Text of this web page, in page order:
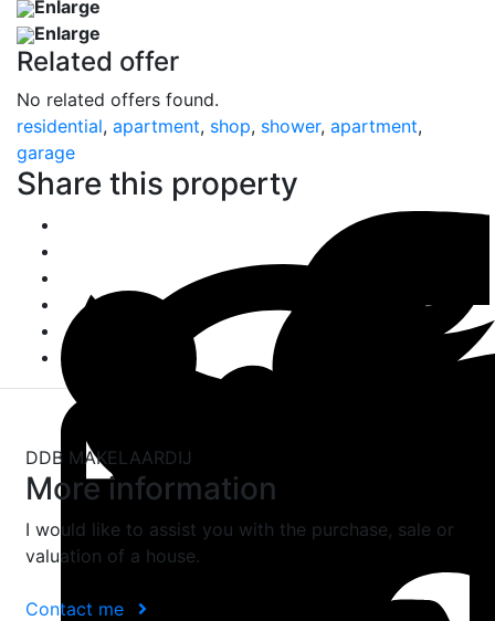
Enlarge
Enlarge
Related offer
No related offers found.
residential, apartment, shop, shower, apartment,
garage
Share this property
DDB MAKELAARDIJ
More information
I would like to assist you with the purchase, sale or
valuation of a house.
Contact me